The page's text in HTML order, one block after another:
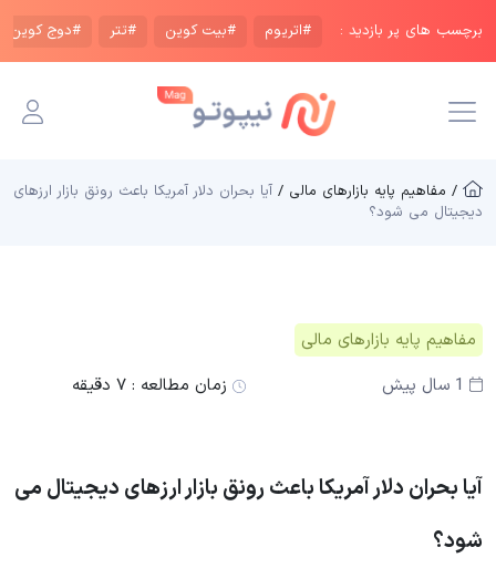
برچسب های پر بازدید : #اتریوم #بیت کوین #تتر #دوج کوین
/ مفاهیم پایه بازار‌های مالی / آیا بحران دلار آمریکا باعث رونق بازار ارزهای
دیجیتال می شود؟
مفاهیم پایه بازار‌های مالی
1 سال پیش
زمان مطالعه : ۷ دقیقه
آیا بحران دلار آمریکا باعث رونق بازار ارزهای دیجیتال می
شود؟